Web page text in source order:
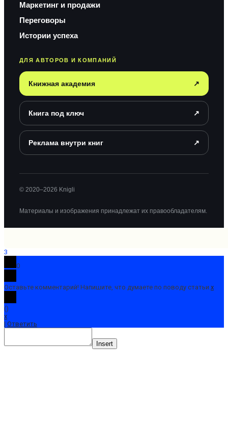
Маркетинг и продажи
Переговоры
Истории успеха
ДЛЯ АВТОРОВ И КОМПАНИЙ
Книжная академия ↗
Книга под ключ ↗
Реклама внутри книг ↗
© 2020–2026 Knigli
Материалы и изображения принадлежат их правообладателям.
3
0
Оставьте комментарий! Напишите, что думаете по поводу статьи.x
()
x
| Ответить
Insert